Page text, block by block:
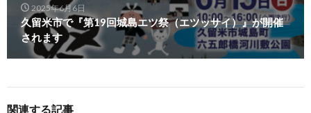
2025年6月6日
久留米市で『第19回城島エツ祭（エツッサイ）』が開催
されます
関連する記事